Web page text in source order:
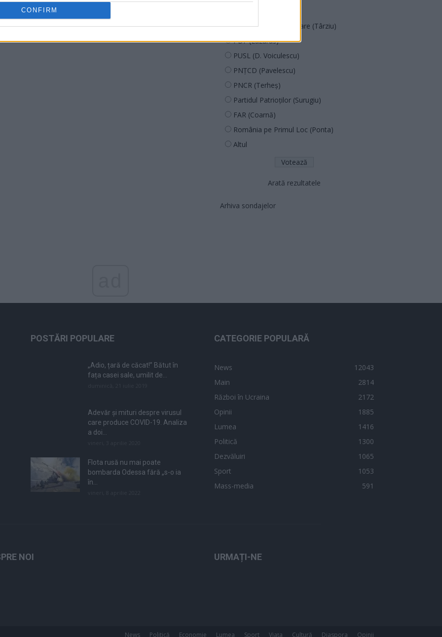
CONFIRM
Acțiunea Conservatoare (Târziu)
PDF (Lazarus)
PUSL (D. Voiculescu)
PNȚCD (Pavelescu)
PNCR (Terheș)
Partidul Patrioților (Surugiu)
FAR (Coarnă)
România pe Primul Loc (Ponta)
Altul
Arată rezultatele
Arhiva sondajelor
POSTĂRI POPULARE
„Adio, țară de căcat!” Bătut în
fața casei sale, umilit de...
Adevăr și mituri despre virusul
care produce COVID-19. Analiza
a doi...
Flota rusă nu mai poate
bombarda Odessa fără „s-o ia
în...
CATEGORIE POPULARĂ
News
12043
Main
2814
Război în Ucraina
2172
Opinii
1885
Lumea
1416
Politică
1300
Dezvăluiri
1065
Sport
1053
Mass-media
591
NOI URMAȚI-NE
News Politică Economie Lumea Sport Viața Cultură Diaspora Opinii